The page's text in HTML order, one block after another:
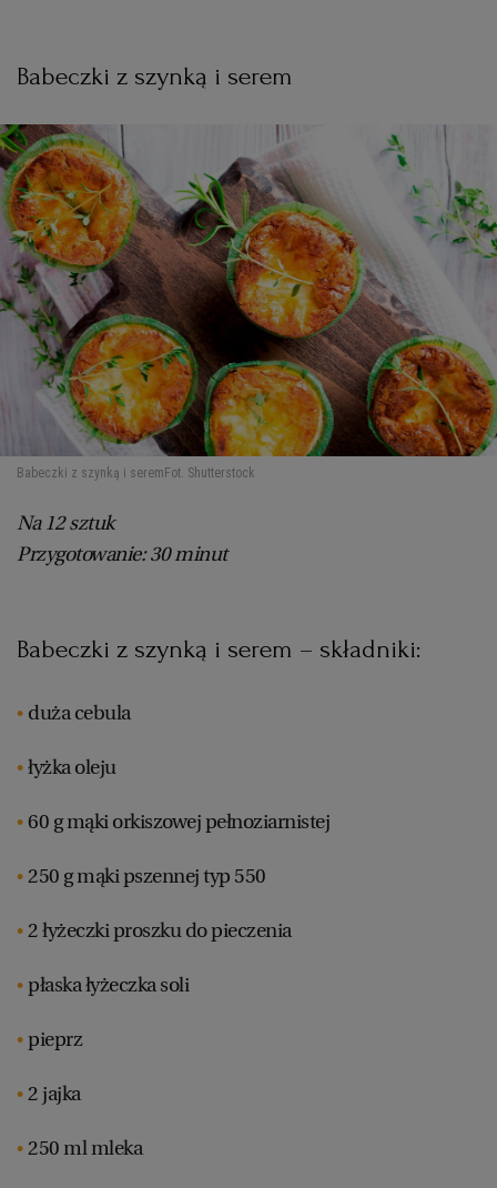
Babeczki z szynką i serem
Babeczki z szynką i seremFot. Shutterstock
Na 12 sztuk
Przygotowanie: 30 minut
Babeczki z szynką i serem – składniki:
duża cebula
łyżka oleju
60 g mąki orkiszowej pełnoziarnistej
250 g mąki pszennej typ 550
2 łyżeczki proszku do pieczenia
płaska łyżeczka soli
pieprz
2 jajka
250 ml mleka